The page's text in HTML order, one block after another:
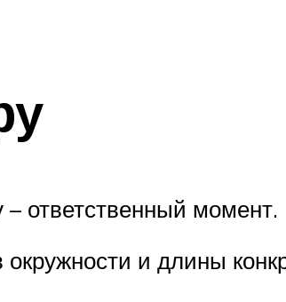
ответственный момент.
и длины